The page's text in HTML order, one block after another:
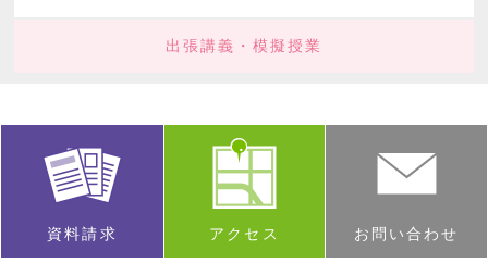
出張講義・模擬授業
資料請求 アクセス お問い合わせ